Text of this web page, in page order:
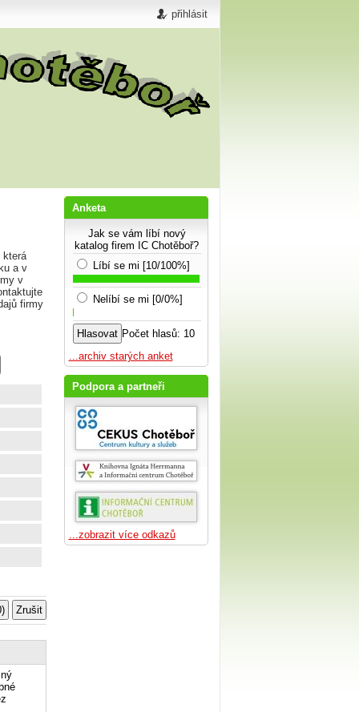
přihlásit
která
a v
v
firmy
Anketa
Jak se vám líbí nový
katalog firem IC Chotěboř?
Líbí se mi [10/100%]
Nelíbí se mi [0/0%]
Počet hlasů: 10
...archiv starých anket
Podpora a partneři
...zobrazit více odkazů